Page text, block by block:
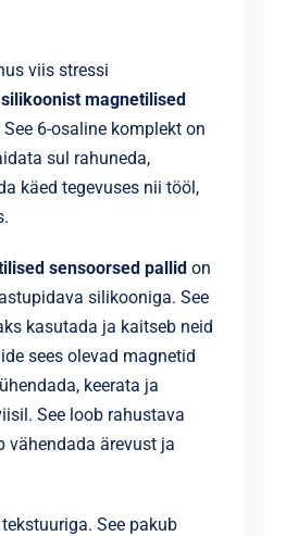
viis stressi
silikoonist magnetilised
See 6-osaline komplekt on
sul rahuneda,
käed tegevuses nii tööl,
sensoorsed pallidon
silikooniga. See
kasutada ja kaitseb neid
sees olevad magnetid
keerata ja
See loob rahustava
vähendada ärevust ja
See pakub